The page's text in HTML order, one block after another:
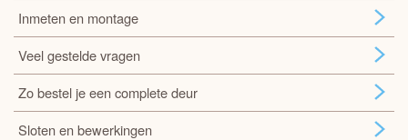
Inmeten en montage
Veel gestelde vragen
Zo bestel je een complete deur
Sloten en bewerkingen